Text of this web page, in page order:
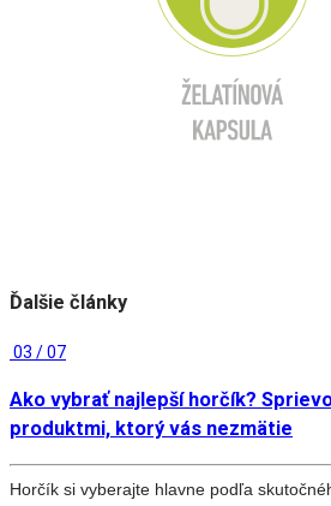
Ďalšie články
03 / 07
Ako vybrať najlepší horčík?
produktmi, ktorý vás nezmätie
Horčík si vyberajte hlavne podľa